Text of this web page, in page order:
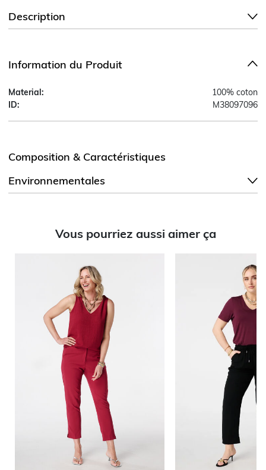
Description
Information du Produit
Material:
100% coton
ID:
M38097096
Composition & Caractéristiques
Environnementales
Vous pourriez aussi aimer ça